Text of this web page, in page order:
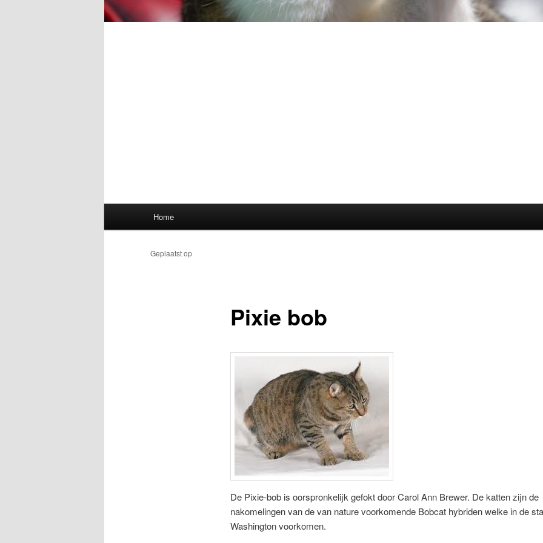
Home
Pixie bob
Geplaatst op
De Pixie-bob is oorspronkelijk gefokt door Carol Ann Brewer. De katten zijn de
nakomelingen van de van nature voorkomende Bobcat hybriden welke in de
Washington voorkomen.